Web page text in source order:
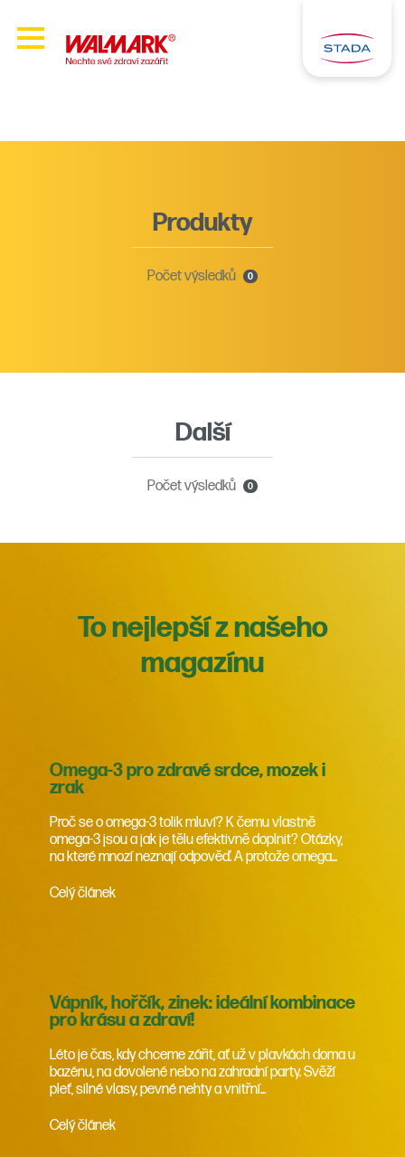
Produkty
Počet výsledků 0
Další
Počet výsledků 0
To nejlepší z našeho
magazínu
Omega-3 pro zdravé srdce, mozek i
zrak
Proč se o omega-3 tolik mluví? K čemu vlastně
omega-3 jsou a jak je tělu efektivně doplnit? Otázky,
na které mnozí neznají odpověď. A protože omega...
Celý článek
Vápník, hořčík, zinek: ideální kombinace
pro krásu a zdraví!
Léto je čas, kdy chceme zářit, ať už v plavkách doma u
bazénu, na dovolené nebo na zahradní party. Svěží
pleť, silné vlasy, pevné nehty a vnitřní...
Celý článek